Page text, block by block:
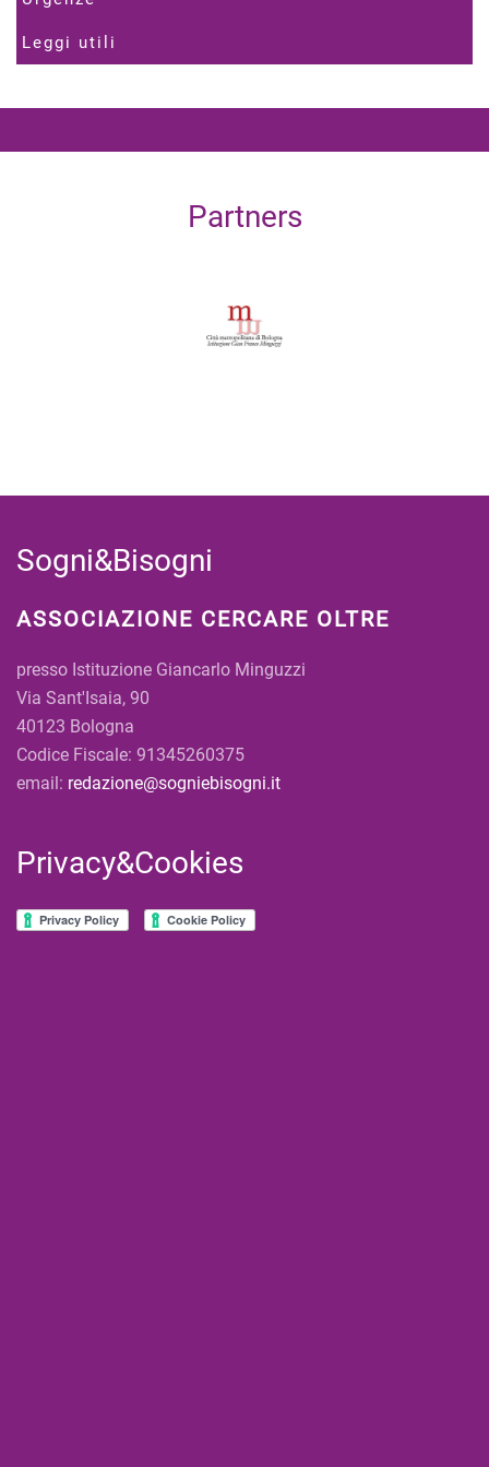
Leggi utili
Partners
Sogni&Bisogni
ASSOCIAZIONE CERCARE OLTRE
presso Istituzione Giancarlo Minguzzi
Via Sant'Isaia, 90
40123 Bologna
Codice Fiscale: 91345260375
email: redazione@sogniebisogni.it
Privacy&Cookies